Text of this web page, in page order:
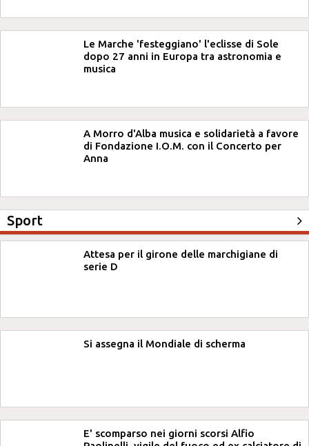
Le Marche 'festeggiano' l'eclisse di Sole
dopo 27 anni in Europa tra astronomia e
musica
A Morro d'Alba musica e solidarietà a favore
di Fondazione I.O.M. con il Concerto per
Anna
Sport
Attesa per il girone delle marchigiane di
serie D
Si assegna il Mondiale di scherma
E' scomparso nei giorni scorsi Alfio